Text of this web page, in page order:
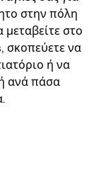
στην πόλη
μεταβείτε στο
σκοπεύετε να
ή να
ανά πάσα